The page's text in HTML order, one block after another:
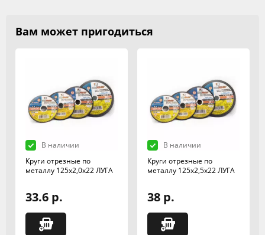
Вам может пригодиться
В наличии
Круги отрезные по
металлу 125х2,0х22 ЛУГА
33.6 р.
В наличии
Круги отрезные по
металлу 125х2,5х22 ЛУГА
38 р.